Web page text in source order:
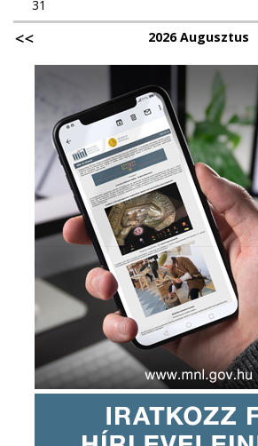
31
2026 Augusztus